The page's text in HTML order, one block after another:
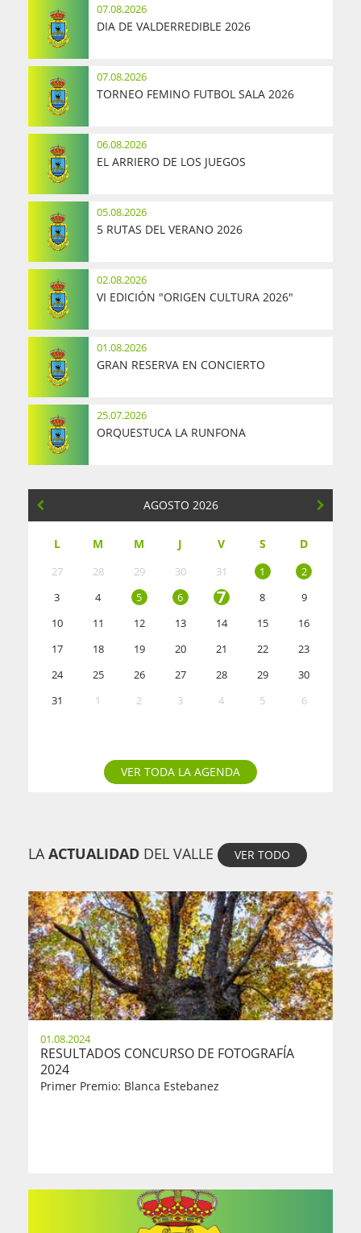
07.08.2026
DIA DE VALDERREDIBLE 2026
07.08.2026
TORNEO FEMINO FUTBOL SALA 2026
06.08.2026
EL ARRIERO DE LOS JUEGOS
05.08.2026
5 RUTAS DEL VERANO 2026
02.08.2026
VI EDICIÓN "ORIGEN CULTURA 2026"
01.08.2026
GRAN RESERVA EN CONCIERTO
25.07.2026
ORQUESTUCA LA RUNFONA
AGOSTO 2026
L M M J V S D
27 28 29 30 31 1
2
3
4 5 6 7 8
9
10
11 12 13 14 15
16
17
18 19 20 21 22
23
24
25 26 27 28 29
30
31
1 2 3 4 5 6
VER TODA LA AGENDA
LAACTUALIDAD DEL VALLE VER TODO
01.08.2024
RESULTADOS CONCURSO DE FOTOGRAFÍA
2024
Primer Premio: Blanca Estebanez